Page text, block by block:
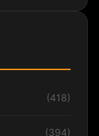
(418)
(394)